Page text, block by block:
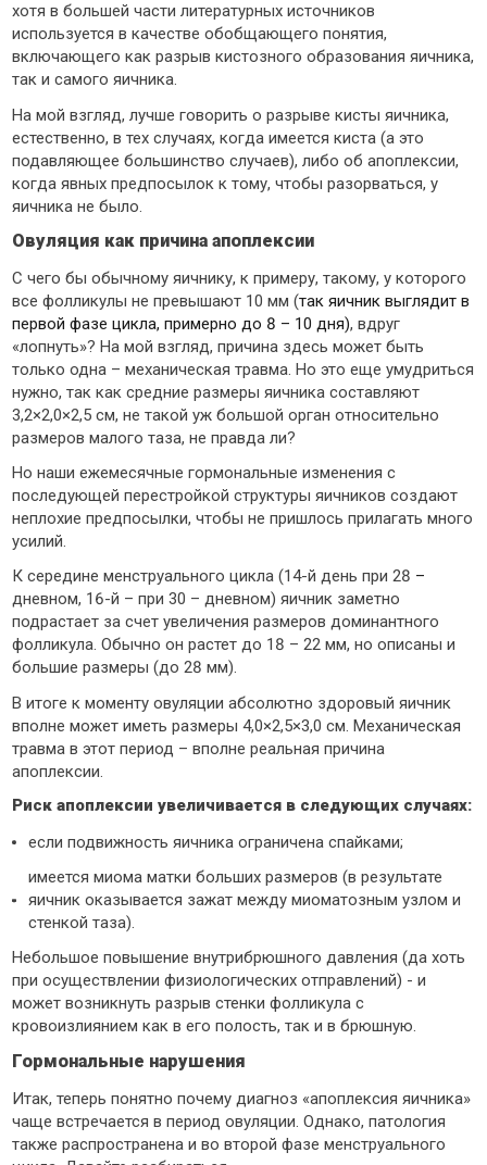
хотя в большей части литературных источников
используется в качестве обобщающего понятия,
включающего как разрыв кистозного образования яичника,
так и самого яичника.
На мой взгляд, лучше говорить о разрыве кисты яичника,
естественно, в тех случаях, когда имеется киста (а это
подавляющее большинство случаев), либо об апоплексии,
когда явных предпосылок к тому, чтобы разорваться, у
яичника не было.
Овуляция как причина апоплексии
С чего бы обычному яичнику, к примеру, такому, у которого
все фолликулы не превышают 10 мм (так яичник выглядит в
первой фазе цикла, примерно до 8 – 10 дня), вдруг
«лопнуть»? На мой взгляд, причина здесь может быть
только одна – механическая травма. Но это еще умудриться
нужно, так как средние размеры яичника составляют
3,2×2,0×2,5 см, не такой уж большой орган относительно
размеров малого таза, не правда ли?
Но наши ежемесячные гормональные изменения с
последующей перестройкой структуры яичников создают
неплохие предпосылки, чтобы не пришлось прилагать много
усилий.
К середине менструального цикла (14-й день при 28 –
дневном, 16-й – при 30 – дневном) яичник заметно
подрастает за счет увеличения размеров доминантного
фолликула. Обычно он растет до 18 – 22 мм, но описаны и
большие размеры (до 28 мм).
В итоге к моменту овуляции абсолютно здоровый яичник
вполне может иметь размеры 4,0×2,5×3,0 см. Механическая
травма в этот период – вполне реальная причина
апоплексии.
Риск апоплексии увеличивается в следующих случаях:
если подвижность яичника ограничена спайками;
имеется миома матки больших размеров (в результате
яичник оказывается зажат между миоматозным узлом и
стенкой таза).
Небольшое повышение внутрибрюшного давления (да хоть
при осуществлении физиологических отправлений) - и
может возникнуть разрыв стенки фолликула с
кровоизлиянием как в его полость, так и в брюшную.
Гормональные нарушения
Итак, теперь понятно почему диагноз «апоплексия яичника»
чаще встречается в период овуляции. Однако, патология
также распространена и во второй фазе менструального